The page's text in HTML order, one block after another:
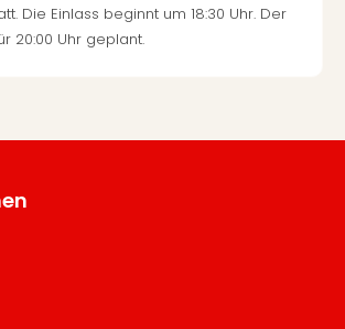
Die Einlass beginnt um 18:30 Uhr. Der
20:00 Uhr geplant.